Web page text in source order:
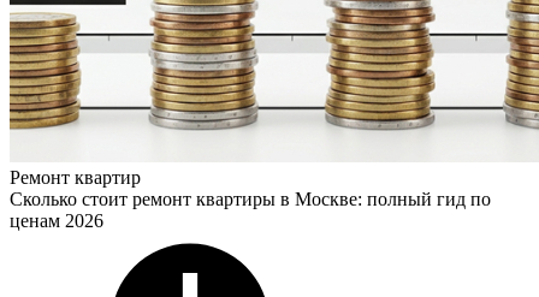
Ремонт квартир
Сколько стоит ремонт квартиры в Москве: полный гид по
ценам 2026